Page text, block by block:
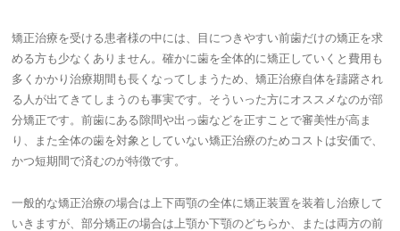
矯正治療を受ける患者様の中には、目につきやすい前歯だけの矯正を求
める方も少なくありません。確かに歯を全体的に矯正していくと費用も
多くかかり治療期間も長くなってしまうため、矯正治療自体を躊躇され
る人が出てきてしまうのも事実です。そういった方にオススメなのが部
分矯正です。前歯にある隙間や出っ歯などを正すことで審美性が高ま
り、また全体の歯を対象としていない矯正治療のためコストは安価で、
かつ短期間で済むのが特徴です。
一般的な矯正治療の場合は上下両顎の全体に矯正装置を装着し治療して
いきますが、部分矯正の場合は上顎か下顎のどちらか、または両方の前